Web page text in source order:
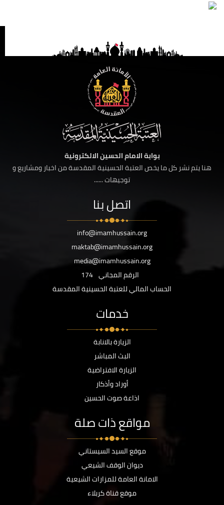
بوابة الامام الحسين الالكترونية
هنا يتم نشر كل ما يخص العتبة الحسينية المقدسة من اخبار ومشاريع و
توجيهات ......
اتصل بنا
info@imamhussain.org
maktab@imamhussain.org
media@imamhussain.org
الرقم المجاني 174
الحساب المالي للعتبة الحسينية المقدسة
خدمات
الزيارة بالانابة
البث المباشر
الزيارة الافتراضية
أوراد وأذكار
اذاعة صوت الحسين
مواقع ذات صلة
موقع السيد السيستاني
ديوان الوقف الشيعي
الامانة العامة للمزارات الشيعية
موقع قناة كربلاء